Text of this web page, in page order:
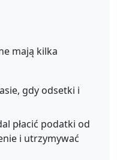
mają kilka
gdy odsetki i
płacić podatki od
i utrzymywać